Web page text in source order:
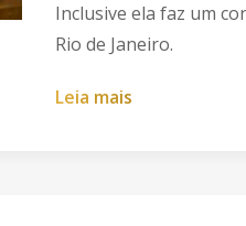
Inclusive ela faz um
Rio de Janeiro.
Leia mais